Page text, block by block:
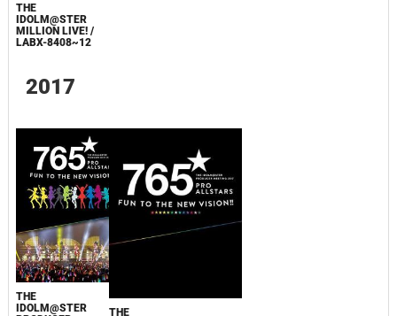
THE
IDOLM@STER
MILLION LIVE! /
LABX-8408~12
2017
THE
IDOLM@STER
THE